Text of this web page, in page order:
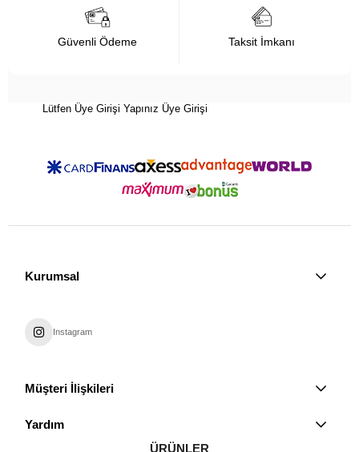
Güvenli Ödeme Taksit İmkanı
Lütfen Üye Girişi Yapınız Üye Girişi
Kurumsal
Instagram
Müşteri İlişkileri
Yardım
ÜRÜNLER